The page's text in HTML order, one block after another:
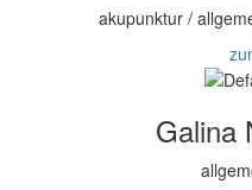
akupunktur /
Galina